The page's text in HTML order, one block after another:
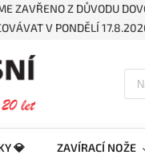
Z DŮVODU
V PONDĚLÍ
💎 ZAVÍRACÍ NOŽE